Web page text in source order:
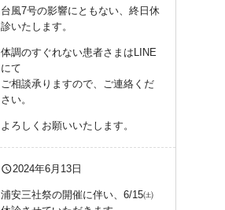
台風7号の影響にともない、終日休
診いたします。
体調のすぐれない患者さまはLINE
にて
ご相談承りますので、ご連絡くだ
さい。
よろしくお願いいたします。
query_builder2024年6月13日
浦安三社祭の開催に伴い、6/15㈯